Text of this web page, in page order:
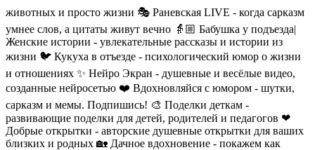
животных и просто жизни 🎭 Раневская LIVE - когда сарказм
умнее слов, а цитаты живут вечно 👵🏼 Бабушка у подъезда|
Женские истории - увлекательные рассказы и истории из
жизни 🐦 Кукуха в отъезде - психологический юмор о жизни
и отношениях ✨ Нейро Экран - душевные и весёлые видео,
созданные нейросетью ❤️ Вдохновляйся с юмором - шутки,
сарказм и мемы. Подпишись! 🎨 Поделки деткам -
развивающие поделки для детей, родителей и педагогов ❤
Добрые открытки - авторские душевные открытки для ваших
близких и родных 🏡 Дачное вдохновение - покажем как